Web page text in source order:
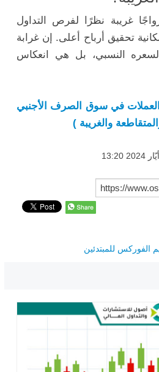
غريبة نظرًا لفرص التداول
تحقيق أرباح أعلى. إن غرابة
لسعره النسبي، بل هي انعكاس
العملات في سوق الصرف الأجنبي
والغريبة )
الفوركس للمبتدئين